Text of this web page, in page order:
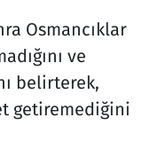
Osmancıklar
ve
belirterek,
getiremediğini